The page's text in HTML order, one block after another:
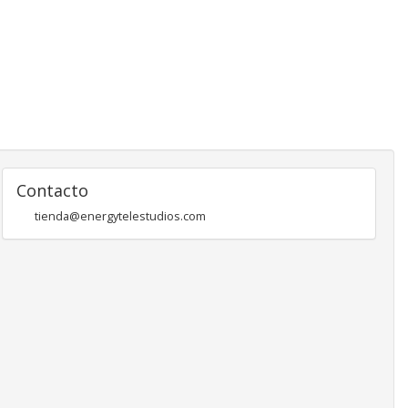
Contacto
tienda@energytelestudios.com